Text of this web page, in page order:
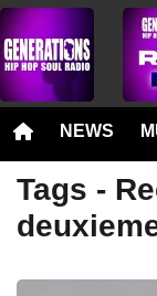
NEWS
Tags -